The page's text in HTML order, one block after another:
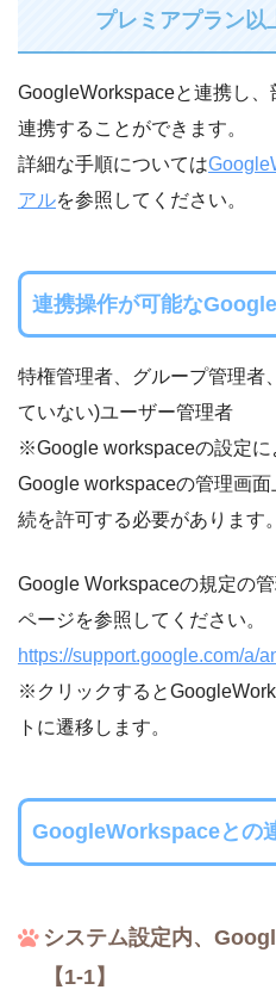
プレミアプラン以
GoogleWorkspaceと連携し
連携することができます。
詳細な手順については
アルを参照してください。
連携操作が可能な
特権管理者、グループ管理者
ていない)ユーザー管理者
※Google workspaceの設定
Google workspaceの管理画
続を許可する必要があります。
Google Workspaceの規定の
ページを参照してください。
https://support.google.com/a/
※クリックすると
トに遷移します。
GoogleWorkspaceとの
システム設定内、
【1-1】